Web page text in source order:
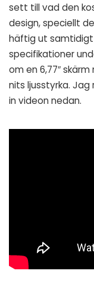
sett till vad den
design, speciellt
häftig ut samtidigt
specifikationer
om en 6,77″
nits ljusstyrka.
in videon nedan.